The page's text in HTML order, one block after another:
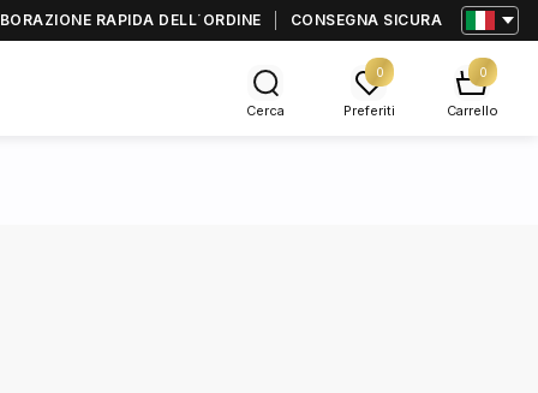
RAPIDA DELL΄ORDINE CONSEGNA SICURA
Cerca
0
Preferiti
0
Carrello